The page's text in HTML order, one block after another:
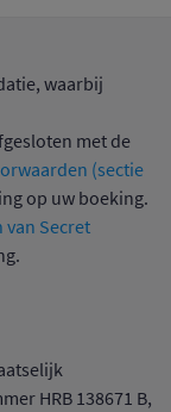
waarbij
met de
(sectie
op uw boeking.
Secret
HRB 138671 B,